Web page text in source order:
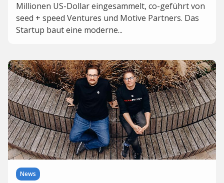
Millionen US-Dollar eingesammelt, co-geführt von
seed + speed Ventures und Motive Partners. Das
Startup baut eine moderne...
News